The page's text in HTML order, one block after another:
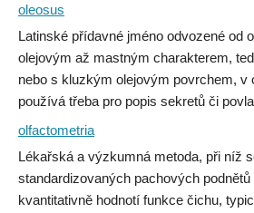
oleosus
Latinské přídavné jméno odvozené od
olejovým až mastným charakterem,
nebo s kluzkým olejovým povrchem, v
používá třeba pro popis sekretů či
olfactometria
Lékařská a výzkumná metoda, při níž
standardizovaných pachových podnětů
kvantitativně hodnotí funkce čichu,